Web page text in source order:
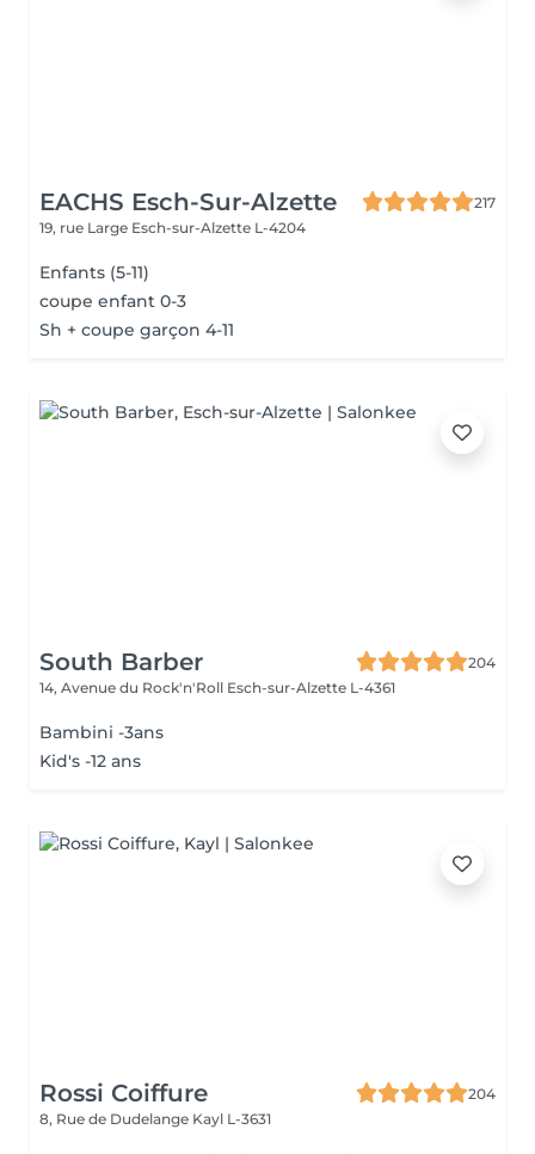
EACHS Esch-Sur-Alzette
217
19, rue Large Esch-sur-Alzette L-4204
Enfants (5-11)
coupe enfant 0-3
Sh + coupe garçon 4-11
South Barber
204
14, Avenue du Rock'n'Roll Esch-sur-Alzette L-4361
Bambini -3ans
Kid's -12 ans
Rossi Coiffure
204
8, Rue de Dudelange Kayl L-3631